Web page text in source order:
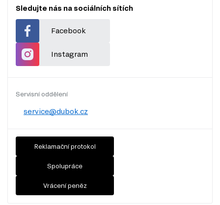
Sledujte nás na sociálních sítích
Facebook
Instagram
Servisní oddělení
service@dubok.cz
Reklamační protokol
Spolupráce
Vrácení peněz